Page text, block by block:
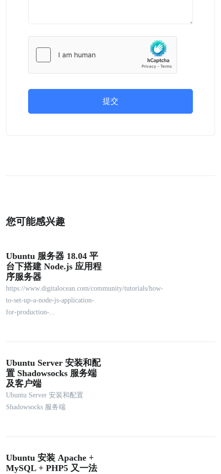
提交
您可能感兴趣
Ubuntu 服务器 18.04 平
台下搭建 Node.js 应用程
序服务器
https://www.digitalocean.com/community/tutorials/how-
to-set-up-a-node-js-application-
for-production-...
Ubuntu Server 安装和配
置 Shadowsocks 服务端
及客户端
Ubuntu Server 安装和配置
Shadowsocks 服务端
Ubuntu 安装 Apache +
MySQL + PHP5 又一法